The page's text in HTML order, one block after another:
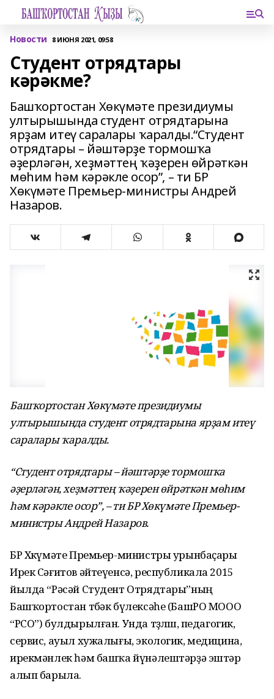
Новости 8 ИЮНЯ 2021, 09:58
Студент отрядтары
кәрәкме?
Башҡортостан Хөкүмәте президиумы
ултырышында студент отрядтарына
ярҙам итеү саралары ҡаралды.“Студент
отрядтары – йәштәрҙе тормошҡа
әҙерләгән, хеҙмәттең ҡәҙерен өйрәткән
мөһим һәм кәрәкле осор”, – ти БР
Хөкүмәте Премьер-министры Андрей
Назаров.
Башҡортостан Хөкүмәте президиумы
ултырышында студент отрядтарына ярҙам итеү
саралары ҡаралды.
“Студент отрядтары – йәштәрҙе тормошҡа
әҙерләгән, хеҙмәттең ҡәҙерен өйрәткән мөһим
һәм кәрәкле осор”, – ти БР Хөкүмәте Премьер-
министры Андрей Назаров.
БР Хөкүмәте Премьер-министры урынбаҫары
Ирек Сәғитов әйтеүенсә, республикала 2015
йылда “Рәсәй Студент Отрядтары”ның
Башҡортостан төбәк бүлексәһе (БашРО МООО
“РСО”) булдырылған. Унда төҙөлөш, педагогик,
сервис, ауыл хужалығы, экологик, медицина,
ирекмәнлек һәм башҡа йүнәлештәрҙә эштәр
алып барыла.